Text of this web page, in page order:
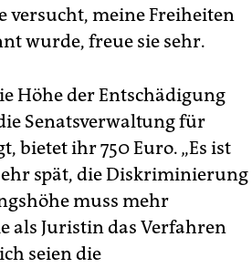
versucht, meine Freiheiten
wurde, freue sie sehr.
Höhe der Entschädigung
Senatsverwaltung für
bietet ihr 750 Euro. „Es ist
spät, die Diskriminierung
muss mehr
als Juristin das Verfahren
seien die